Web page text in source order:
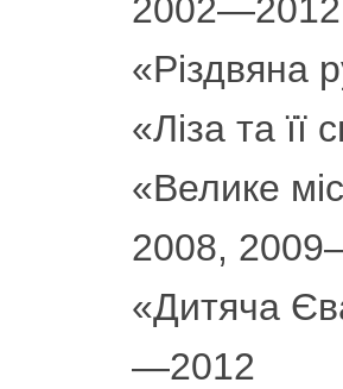
«Різдвяна
«Ліза та
«Велике
2008,
«Дитяча
—2012